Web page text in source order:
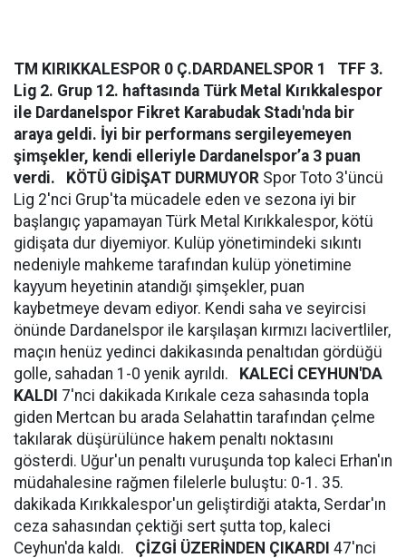
TM KIRIKKALESPOR 0 Ç.DARDANELSPOR 1
TFF 3.
Lig 2. Grup 12. haftasında Türk Metal Kırıkkalespor
ile Dardanelspor Fikret Karabudak Stadı'nda bir
araya geldi. İyi bir performans sergileyemeyen
şimşekler, kendi elleriyle Dardanelspor’a 3 puan
verdi.
KÖTÜ GİDİŞAT DURMUYOR Spor Toto 3'üncü
Lig 2'nci Grup'ta mücadele eden ve sezona iyi bir
başlangıç yapamayan Türk Metal Kırıkkalespor, kötü
gidişata dur diyemiyor. Kulüp yönetimindeki sıkıntı
nedeniyle mahkeme tarafından kulüp yönetimine
kayyum heyetinin atandığı şimşekler, puan
kaybetmeye devam ediyor. Kendi saha ve seyircisi
önünde Dardanelspor ile karşılaşan kırmızı lacivertliler,
maçın henüz yedinci dakikasında penaltıdan gördüğü
golle, sahadan 1-0 yenik ayrıldı.
KALECİ CEYHUN'DA
KALDI 7'nci dakikada Kırıkale ceza sahasında topla
giden Mertcan bu arada Selahattin tarafından çelme
takılarak düşürülünce hakem penaltı noktasını
gösterdi. Uğur'un penaltı vuruşunda top kaleci Erhan'ın
müdahalesine rağmen filelerle buluştu: 0-1. 35.
dakikada Kırıkkalespor'un geliştirdiği atakta, Serdar'ın
ceza sahasından çektiği sert şutta top, kaleci
Ceyhun'da kaldı. ÇİZGİ ÜZERİNDEN ÇIKARDI 47'nci